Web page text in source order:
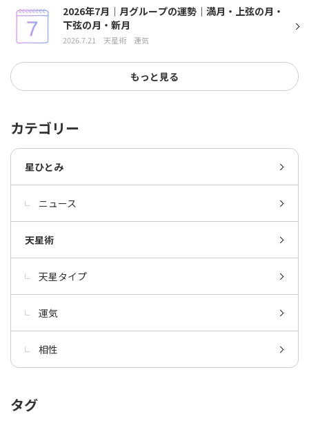
2026年7月｜月グループの運勢｜満月・上弦の月・
下弦の月・新月
2026.7.21 天星術 運気
もっと見る
カテゴリー
星ひとみ
ニュース
天星術
天星タイプ
運気
相性
タグ